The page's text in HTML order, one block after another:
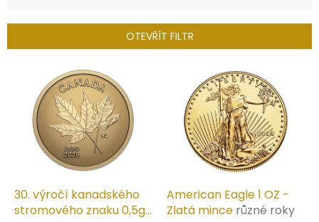
í
r
OTEVŘÍT FILTR
d
u
30. výročí kanadského
stromového znaku 0,5g
American Eagle 1 OZ -
Zlatá mince různé roky